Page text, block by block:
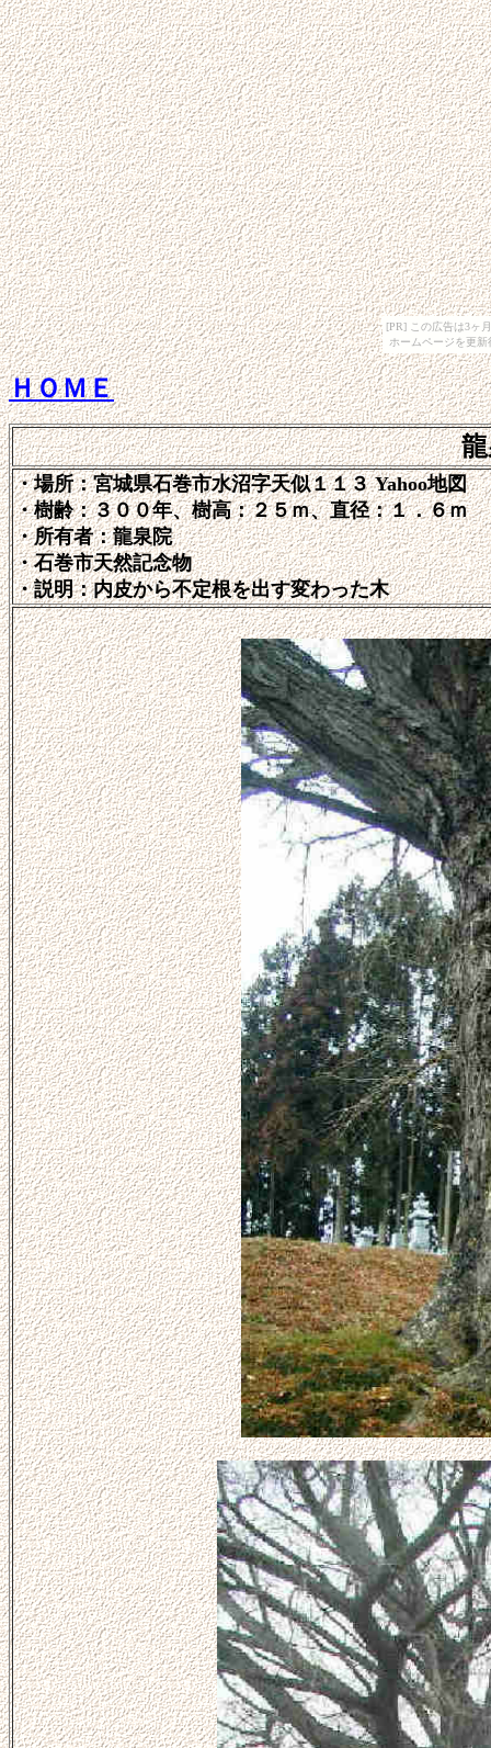
[PR] この広告は3ヶ
ホームページを更
ＨＯＭＥ
・場所：宮城県石巻市水沼字天似１１３ Yahoo地図
・樹齢：３００年、樹高：２５ｍ、直径：１．６ｍ
・所有者：龍泉院
・石巻市天然記念物
・説明：内皮から不定根を出す変わった木